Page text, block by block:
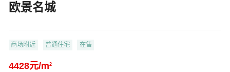
欧景名城
商场附近 普通住宅 在售
4428元/m2